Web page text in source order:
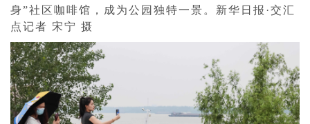
身”社区咖啡馆，成为公园独特一景。新华日报·交汇
点记者 宋宁 摄